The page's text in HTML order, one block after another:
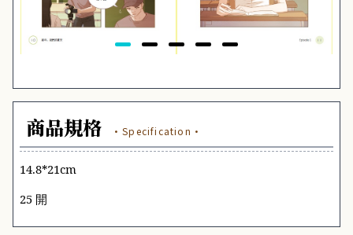
商品規格 ·Specification·
14.8*21cm
25 開